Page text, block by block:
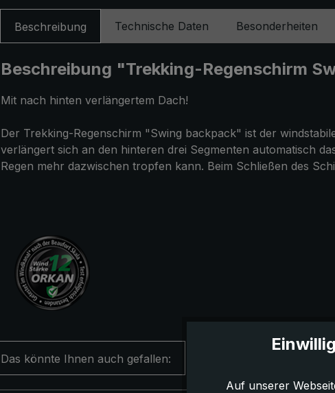
Beschreibung Technische Daten Besonderheiten
Beschreibung "Trekking-Regenschirm
Mit nach hinten verlängertem Dach!
Der Trekking-Regenschirm "Swing backpack" ist der
verlängert sich an den hinteren drei Segmenten automatisch
Regen mehr dazwischen tropfen kann. Beim Schließen des
Das könnte Ihnen auch gefallen:
Auf unserer